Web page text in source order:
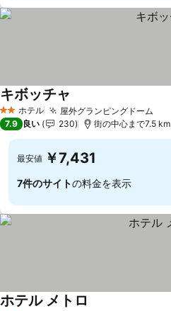
2 ホテルのランク
ホテル 屋外グランピングドーム
キボッチャ
7.9 良い 230 街の中心まで7.5 km
最安値 ￥7,431
7件のサイトの料金を表示
ホテル メトロ